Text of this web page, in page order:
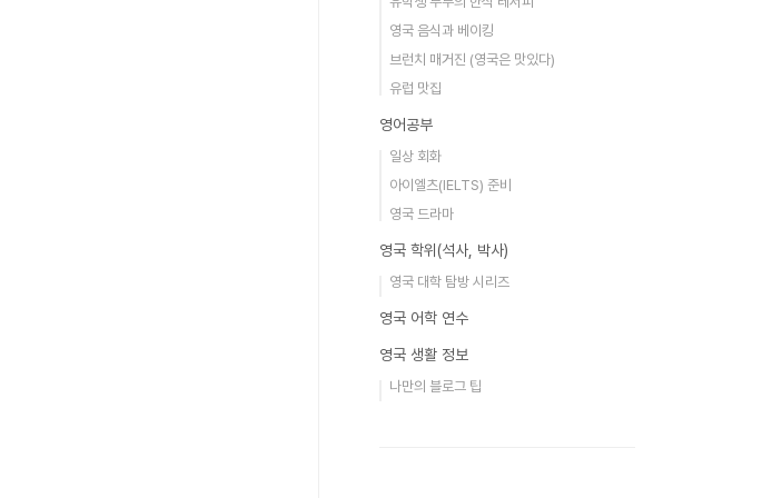
영국 음식과 베이킹
브런치 매거진 (영국은 맛있다)
유럽 맛집
영어공부
일상 회화
아이엘츠(IELTS) 준비
영국 드라마
영국 학위(석사, 박사)
영국 대학 탐방 시리즈
영국 어학 연수
영국 생활 정보
나만의 블로그 팁